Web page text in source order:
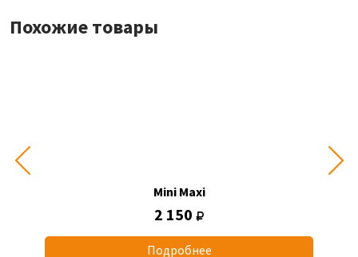
Похожие товары
Mini Maxi
2 150
Подробнее